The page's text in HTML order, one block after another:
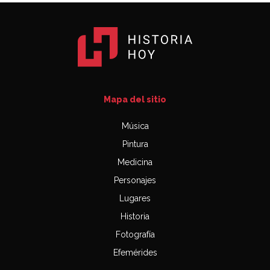
Mapa del sitio
Música
Pintura
Medicina
Personajes
Lugares
Historia
Fotografía
Efemérides